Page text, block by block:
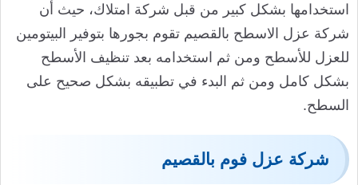
استخدامها بشكل كبير من قبل شركة امتلاك، حيث أن
شركة عزل الاسطح بالقصيم تقوم بجورها بتوفير البيتومين
للعزل للأسطح ومن ثم استخدامه بعد تنظيف الأسطح
بشكل كامل ومن ثم البدء في تطبيقه بشكل صحيح على
السطح.
شركة عزل فوم بالقصيم